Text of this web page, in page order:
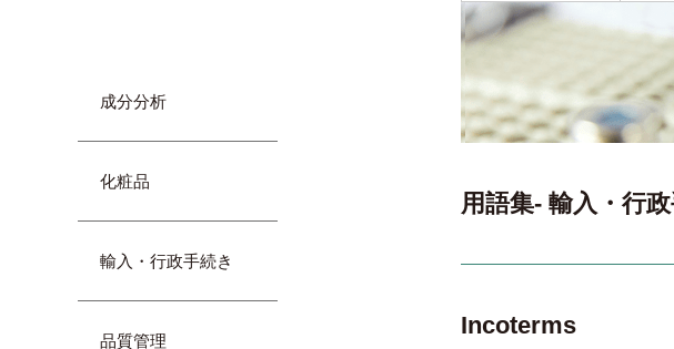
成分分析
化粧品
輸入・行政手続き
品質管理
用語集- 輸入・行
Incoterms